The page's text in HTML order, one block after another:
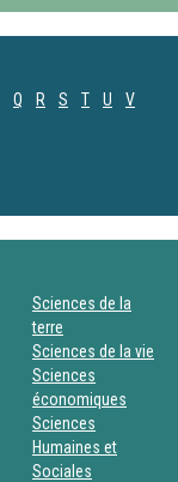
Q R S T U
V
Sciences de la
terre
Sciences de la vie
Sciences
économiques
Sciences
Humaines et
Sociales